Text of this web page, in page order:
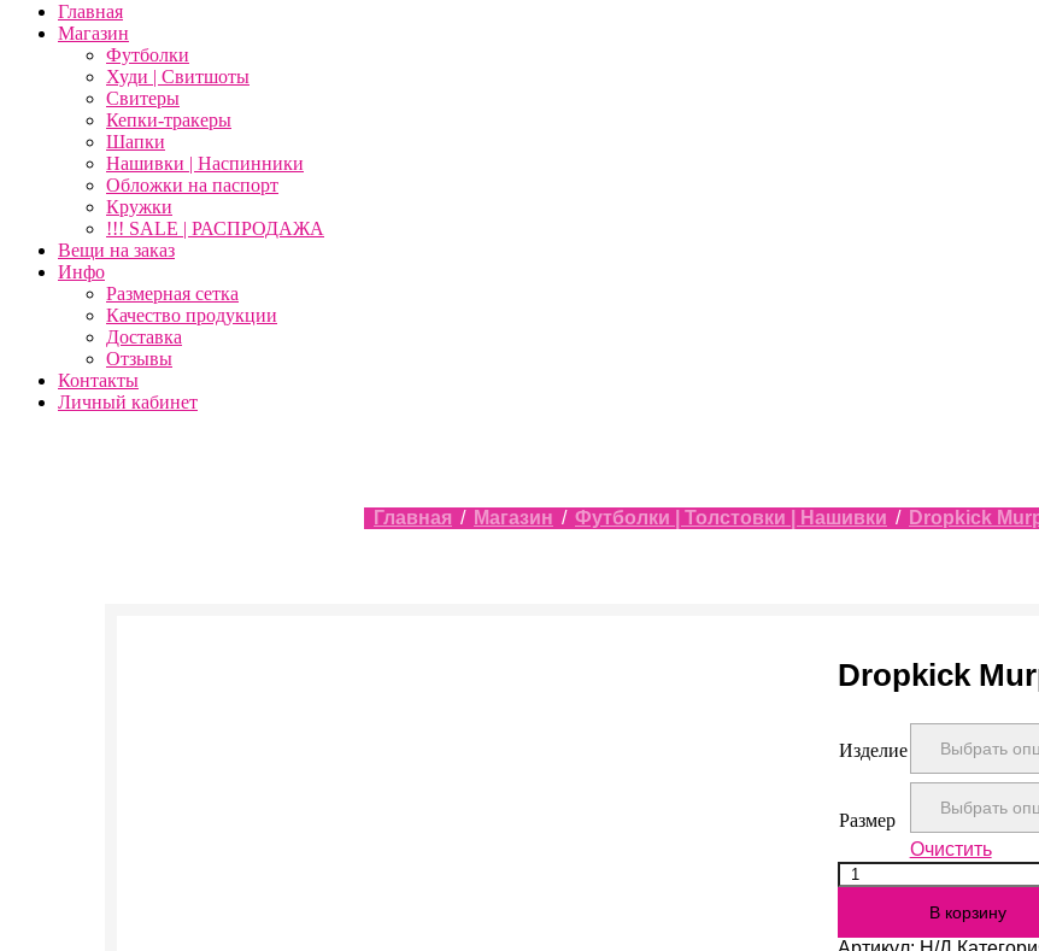
Главная
Магазин
Футболки
Худи | Свитшоты
Свитеры
Кепки-тракеры
Шапки
Нашивки | Наспинники
Обложки на паспорт
Кружки
!!! SALE | РАСПРОДАЖА
Вещи на заказ
Инфо
Размерная сетка
Качество продукции
Доставка
Отзывы
Контакты
Личный кабинет
Главная / Магазин / Футболки | Толстовки | Нашивки / Dropkick
Dropkick
Изделие
Размер
Очистить
Количество
Dropkick
В корзину